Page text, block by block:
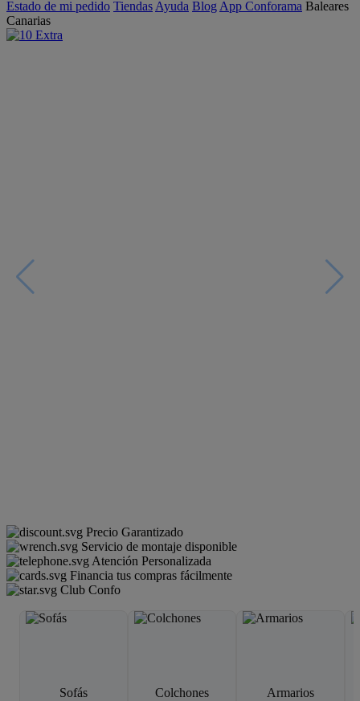
Estado de mi pedido Tiendas Ayuda Blog App Conforama Baleares
Canarias
Precio Garantizado
Servicio de montaje disponible
Atención Personalizada
Financia tus compras fácilmente
Club Confo
Sofás Colchones Armarios